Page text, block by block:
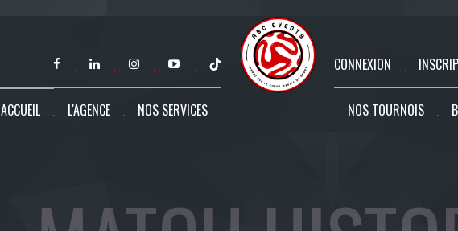
CONNEXION
ACCUEIL L'AGENCE NOS SERVICES NOS TOURNOIS